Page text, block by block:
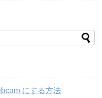
にする方法